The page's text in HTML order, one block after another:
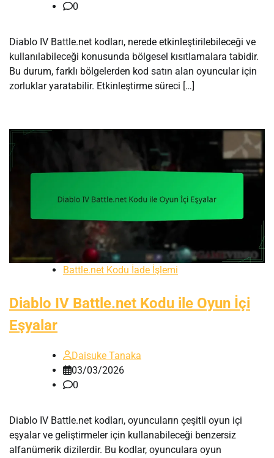
0
Diablo IV Battle.net kodları, nerede etkinleştirilebileceği ve
kullanılabileceği konusunda bölgesel kısıtlamalara tabidir.
Bu durum, farklı bölgelerden kod satın alan oyuncular için
zorluklar yaratabilir. Etkinleştirme süreci […]
Battle.net Kodu İade İşlemi
Diablo IV Battle.net Kodu ile Oyun İçi
Eşyalar
Daisuke Tanaka
03/03/2026
0
Diablo IV Battle.net kodları, oyuncuların çeşitli oyun içi
eşyalar ve geliştirmeler için kullanabileceği benzersiz
alfanümerik dizilerdir. Bu kodlar, oyunculara oyun